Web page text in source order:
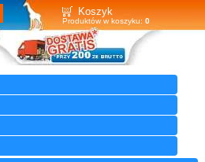
Koszyk
Produktów w koszyku: 0